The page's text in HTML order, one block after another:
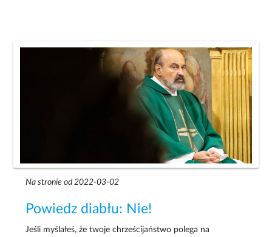
Na stronie od 2022-03-02
Powiedz diabłu: Nie!
Jeśli myślałeś, że twoje chrześcijaństwo polega na